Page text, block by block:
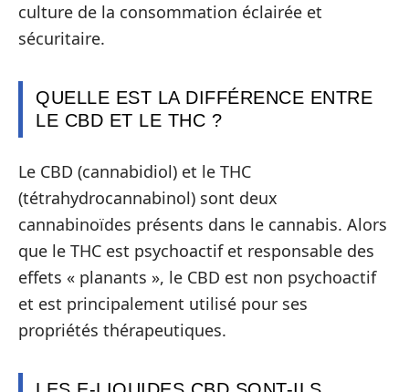
culture de la consommation éclairée et
sécuritaire.
QUELLE EST LA DIFFÉRENCE ENTRE
LE CBD ET LE THC ?
Le CBD (cannabidiol) et le THC
(tétrahydrocannabinol) sont deux
cannabinoïdes présents dans le cannabis. Alors
que le THC est psychoactif et responsable des
effets « planants », le CBD est non psychoactif
et est principalement utilisé pour ses
propriétés thérapeutiques.